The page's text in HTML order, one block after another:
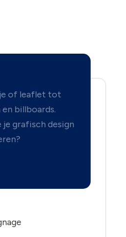
of leaflet tot
billboards.
je grafisch design